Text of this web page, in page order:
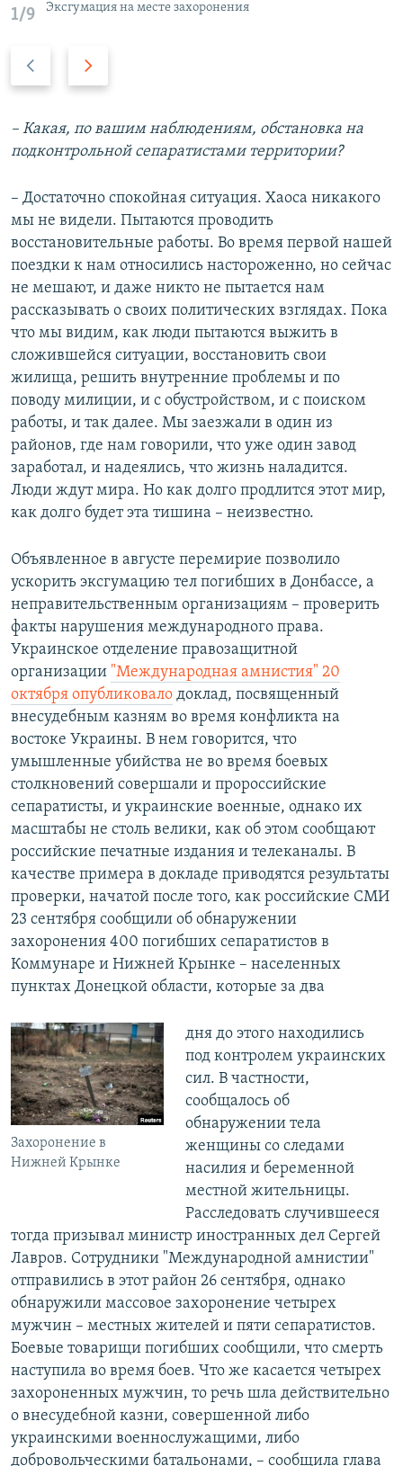
1/9 Эксгумация на месте захоронения
д
р
е
– Какая, по вашим наблюдениям, обстановка на
подконтрольной сепаратистами территории?
– Достаточно спокойная ситуация. Хаоса никакого
мы не видели. Пытаются проводить
восстановительные работы. Во время первой нашей
поездки к нам относились настороженно, но сейчас
не мешают, и даже никто не пытается нам
рассказывать о своих политических взглядах. Пока
что мы видим, как люди пытаются выжить в
сложившейся ситуации, восстановить свои
жилища, решить внутренние проблемы и по
поводу милиции, и с обустройством, и с поиском
работы, и так далее. Мы заезжали в один из
районов, где нам говорили, что уже один завод
заработал, и надеялись, что жизнь наладится.
Люди ждут мира. Но как долго продлится этот мир,
как долго будет эта тишина – неизвестно.
Объявленное в августе перемирие позволило
ускорить эксгумацию тел погибших в Донбассе, а
неправительственным организациям – проверить
факты нарушения международного права.
Украинское отделение правозащитной
организации "Международная амнистия" 20
октября опубликовало доклад, посвященный
внесудебным казням во время конфликта на
востоке Украины. В нем говорится, что
умышленные убийства не во время боевых
столкновений совершали и пророссийские
сепаратисты, и украинские военные, однако их
масштабы не столь велики, как об этом сообщают
российские печатные издания и телеканалы. В
качестве примера в докладе приводятся результаты
проверки, начатой после того, как российские СМИ
23 сентября сообщили об обнаружении
захоронения 400 погибших сепаратистов в
Коммунаре и Нижней Крынке – населенных
пунктах Донецкой области, которые за два
Захоронение в
Нижней Крынке
дня до этого находились
под контролем украинских
сил. В частности,
сообщалось об
обнаружении тела
женщины со следами
насилия и беременной
местной жительницы.
Расследовать случившееся
тогда призывал министр иностранных дел Сергей
Лавров. Сотрудники "Международной амнистии"
отправились в этот район 26 сентября, однако
обнаружили массовое захоронение четырех
мужчин – местных жителей и пяти сепаратистов.
Боевые товарищи погибших сообщили, что смерть
наступила во время боев. Что же касается четырех
захороненных мужчин, то речь шла действительно
о внесудебной казни, совершенной либо
украинскими военнослужащими, либо
добровольческими батальонами, – сообщила глава